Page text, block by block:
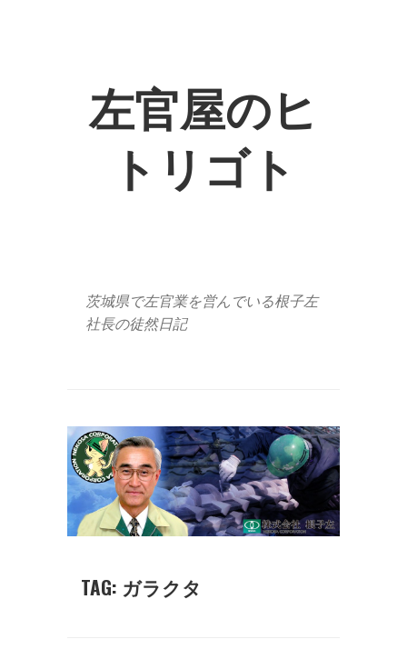
左官屋のヒ
トリゴト
茨城県で左官業を営んでいる根子左
社長の徒然日記
TAG: ガラクタ